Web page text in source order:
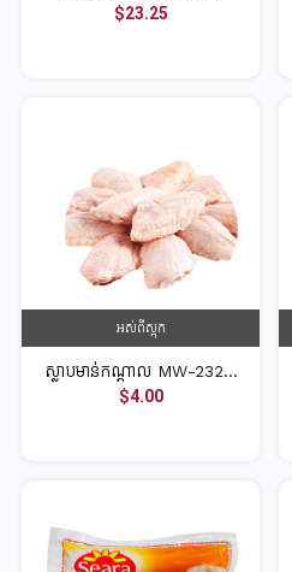
$23.25
អស់ពីស្តុក
ស្លាបមាន់កណ្តាល MW-232...
$4.00